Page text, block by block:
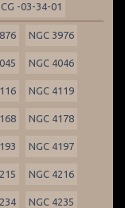
-03-34-01
NGC 3976
NGC 4046
NGC 4119
NGC 4178
NGC 4197
NGC 4216
NGC 4235